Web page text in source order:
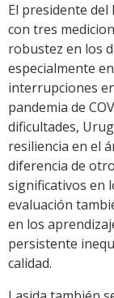
El presidente del
con tres
robustez en los
especialmente
interrupciones
pandemia de
dificultades,
resiliencia en el
diferencia de
significativos en
evaluación
en los
persistente
calidad.